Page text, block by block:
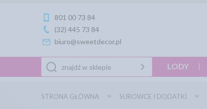
801 00 73 84
(32) 445 73 84
biuro@sweetdecor.pl
LODY
STRONA GŁÓWNA SUROWCE I DODATKI